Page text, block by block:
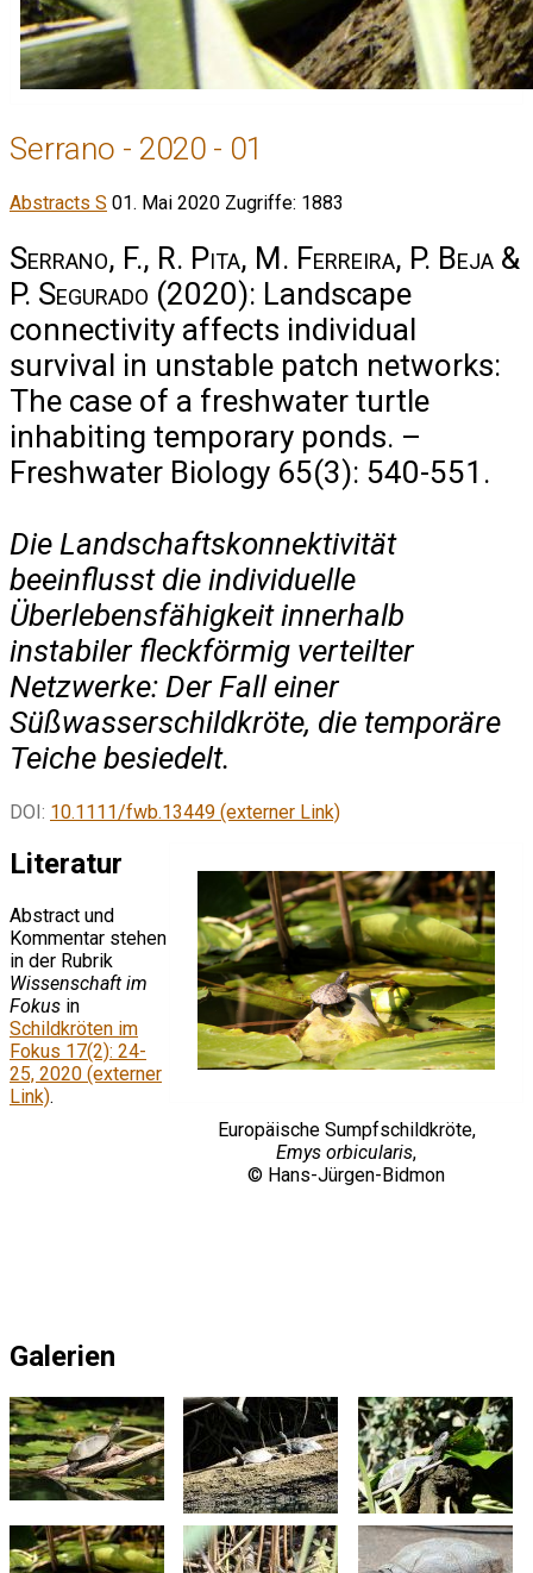
Serrano - 2020 - 01
Abstracts S 01. Mai 2020 Zugriffe: 1883
Serrano, F., R. Pita, M. Ferreira, P. Beja &
P. Segurado (2020): Landscape
connectivity affects individual
survival in unstable patch networks:
The case of a freshwater turtle
inhabiting temporary ponds. –
Freshwater Biology 65(3): 540-551.
Die Landschaftskonnektivität
beeinflusst die individuelle
Überlebensfähigkeit innerhalb
instabiler fleckförmig verteilter
Netzwerke: Der Fall einer
Süßwasserschildkröte, die temporäre
Teiche besiedelt.
DOI: 10.1111/fwb.13449 (externer Link)
Europäische Sumpfschildkröte,
Emys orbicularis,
© Hans-Jürgen-Bidmon
Literatur
Abstract und
Kommentar stehen
in der Rubrik
Wissenschaft im
Fokus in
Schildkröten im
Fokus 17(2): 24-
25, 2020 (externer
Link).
Galerien